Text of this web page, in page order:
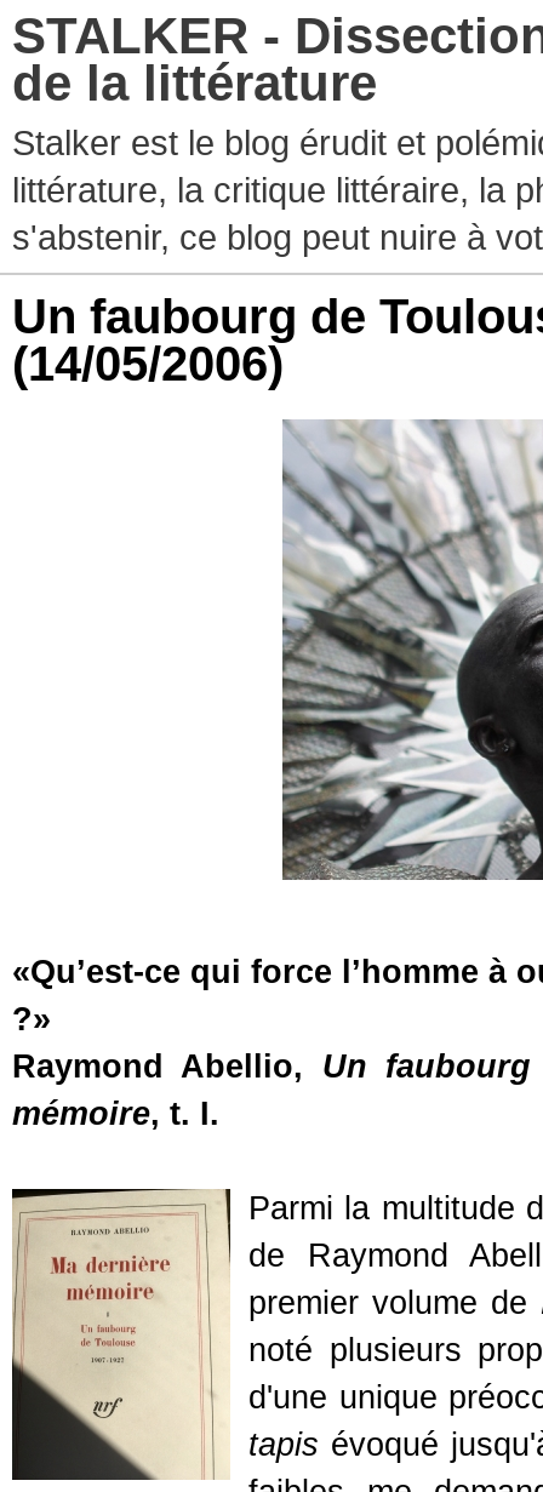
STALKER -
de la littérature
Stalker est le blog érudit et
littérature, la critique littéraire, la
s'abstenir, ce blog peut nuire à
Un faubourg de
(14/05/2006)
«Qu’est-ce qui force l’homme
?»
Raymond Abellio, Un faubourg
mémoire, t. I.
Parmi la multitude
de Raymond
premier volume de
noté plusieurs
d'une unique
tapis évoqué